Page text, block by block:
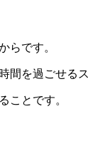
らです。
間を過ごせる
ことです。